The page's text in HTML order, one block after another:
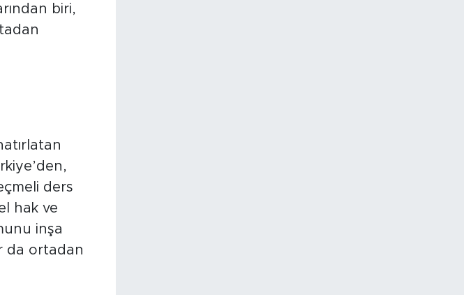
biri,
ders
hak ve
inşa
da ortadan